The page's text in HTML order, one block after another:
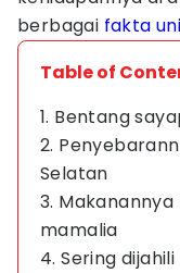
berbagai fakta
Table of
1. Bentang
2.
Selatan
3.
mamalia
4. Sering